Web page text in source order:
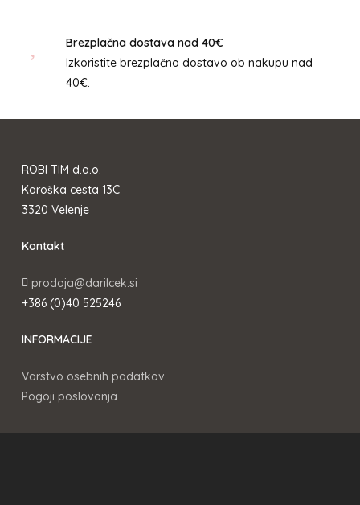
Brezplačna dostava nad 40€
Izkoristite brezplačno dostavo ob nakupu nad
40€.
ROBI TIM d.o.o.
Koroška cesta 13C
3320 Velenje
Kontakt
prodaja@darilcek.si
+386 (0)40 525246
INFORMACIJE
Varstvo osebnih podatkov
Pogoji poslovanja